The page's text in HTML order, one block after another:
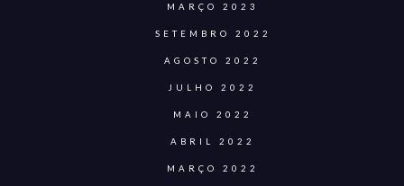
MARÇO 2023
SETEMBRO 2022
AGOSTO 2022
JULHO 2022
MAIO 2022
ABRIL 2022
MARÇO 2022